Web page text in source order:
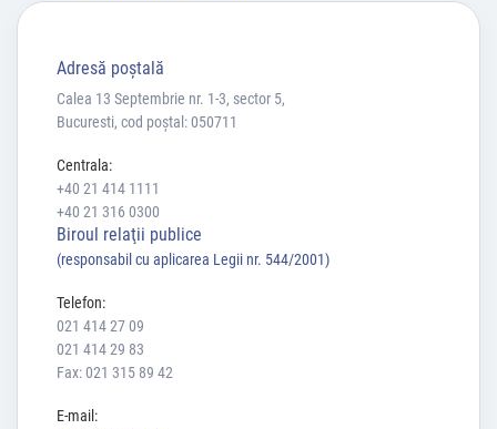
Adresă poştală
Calea 13 Septembrie nr. 1-3, sector 5,
Bucuresti, cod poștal: 050711
Centrala:
+40 21 414 1111
+40 21 316 0300
Biroul relaţii publice
(responsabil cu aplicarea Legii nr. 544/2001)
Telefon:
021 414 27 09
021 414 29 83
Fax: 021 315 89 42
E-mail: